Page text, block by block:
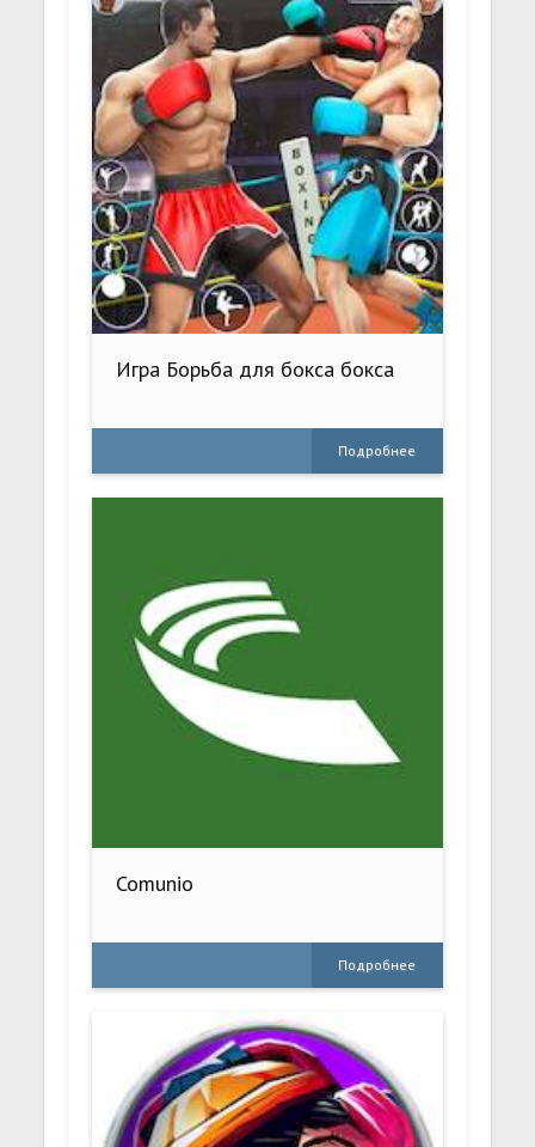
Игра Борьба для бокса бокса
Подробнее
Comunio
Подробнее